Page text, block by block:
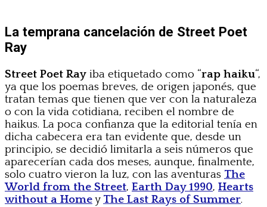
La temprana cancelación de Street Poet
Ray
Street Poet Ray iba etiquetado como “rap haiku“,
ya que los poemas breves, de origen japonés, que
tratan temas que tienen que ver con la naturaleza
o con la vida cotidiana, reciben el nombre de
haikus. La poca confianza que la editorial tenía en
dicha cabecera era tan evidente que, desde un
principio, se decidió limitarla a seis números que
aparecerían cada dos meses, aunque, finalmente,
solo cuatro vieron la luz, con las aventuras The
World from the Street, Earth Day 1990, Hearts
without a Homey The Last Rays of Summer.